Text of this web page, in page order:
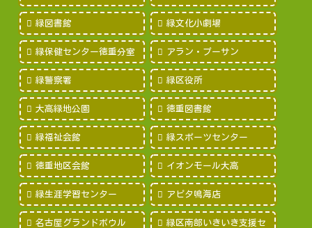
緑図書館 緑文化小劇場
緑保健センター徳重分室 アラン・プーサン
緑警察署 緑区役所
大高緑地公園 徳重図書館
緑福祉会館 緑スポーツセンター
徳重地区会館 イオンモール大高
緑生涯学習センター アピタ鳴海店
名古屋グランドボウル
緑区南部いきいき支援セ